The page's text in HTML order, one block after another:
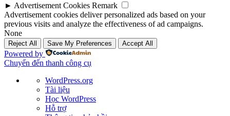
► Advertisement Cookies Remark
Advertisement cookies deliver personalized ads based on your
previous visits and analyze the effectiveness of ad campaigns.
None
Reject All Save My Preferences Accept All
Powered by
Chuyển đến thanh công cụ
Giới
thiệu
WordPress
WordPress.org
Tài liệu
Học WordPress
Hỗ trợ